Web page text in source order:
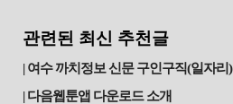
관련된 최신 추천글
여수 까치정보 신문 구인구직(일자리)
다음웹툰앱 다운로드 소개